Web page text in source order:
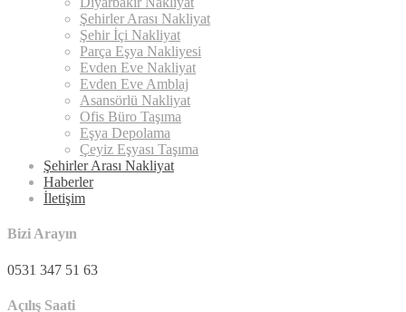
Şehirler Arası Nakliyat
Şehir İçi Nakliyat
Parça Eşya Nakliyesi
Evden Eve Nakliyat
Evden Eve Amblaj
Asansörlü Nakliyat
Ofis Büro Taşıma
Eşya Depolama
Çeyiz Eşyası Taşıma
Şehirler Arası Nakliyat
Haberler
İletişim
Bizi Arayın
0531 347 51 63
Açılış Saati